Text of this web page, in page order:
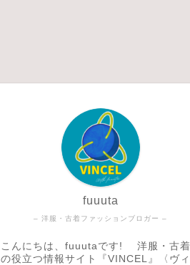
– 洋服・古着ファッションブロガー –
fuuuta
こんにちは、fuuutaです! 洋服・古着
の役立つ情報サイト『VINCEL』〈ヴィ